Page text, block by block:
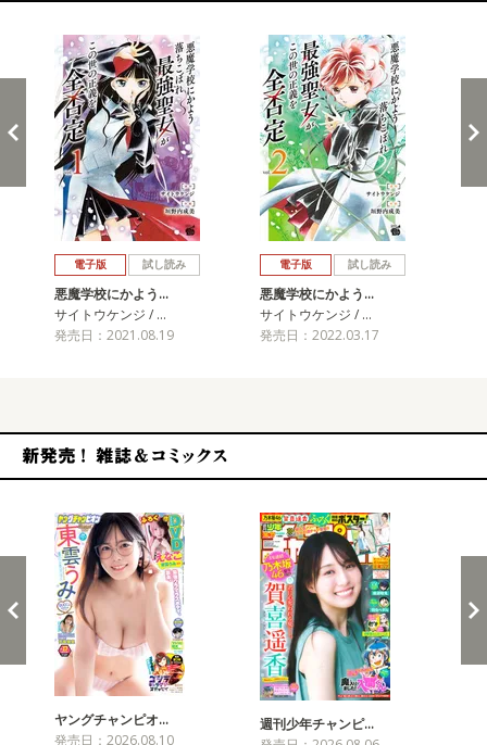
電子版 試し読み
悪魔学校にかよう…
サイトウケンジ / …
発売日：2021.08.19
電子版 試し読み
悪魔学校にかよう…
サイトウケンジ / …
発売日：2022.03.17
ヤングチャンピオ…
発売日：2026.08.10
週刊少年チャンピ…